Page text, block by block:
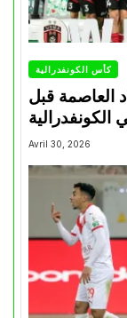
كأس الكونفدرالية
العاصمة قبل
الكونفدرالية
Avril 30, 2026